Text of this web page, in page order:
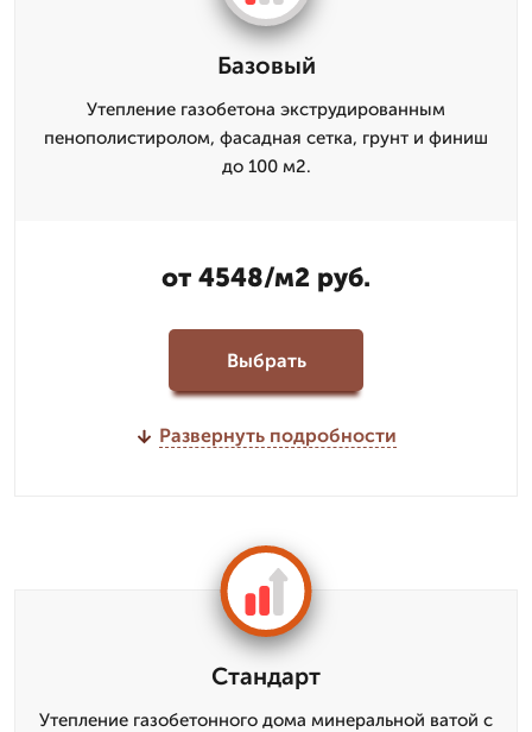
Базовый
Утепление газобетона экструдированным
пенополистиролом, фасадная сетка, грунт и финиш
до 100 м2.
от 4548/м2 руб.
Выбрать
Развернуть подробности
Стандарт
Утепление газобетонного дома минеральной ватой с